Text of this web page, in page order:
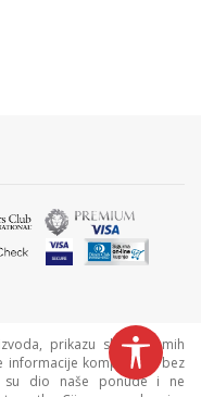
prikazu slika i samih
informacije kompletne i bez
su dio naše ponude i ne